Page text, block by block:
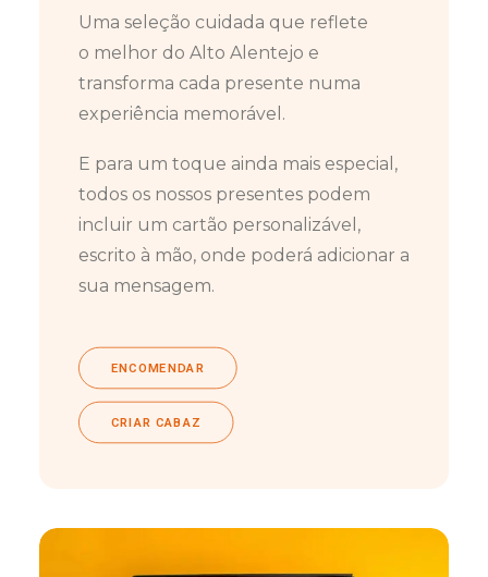
Uma seleção cuidada que reflete
o melhor do Alto Alentejo e
transforma cada presente numa
experiência memorável.
E para um toque ainda mais especial,
todos os nossos presentes podem
incluir um cartão personalizável,
escrito à mão, onde poderá adicionar a
sua mensagem.
ENCOMENDAR
CRIAR CABAZ